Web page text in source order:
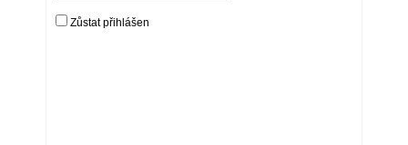
Zůstat přihlášen